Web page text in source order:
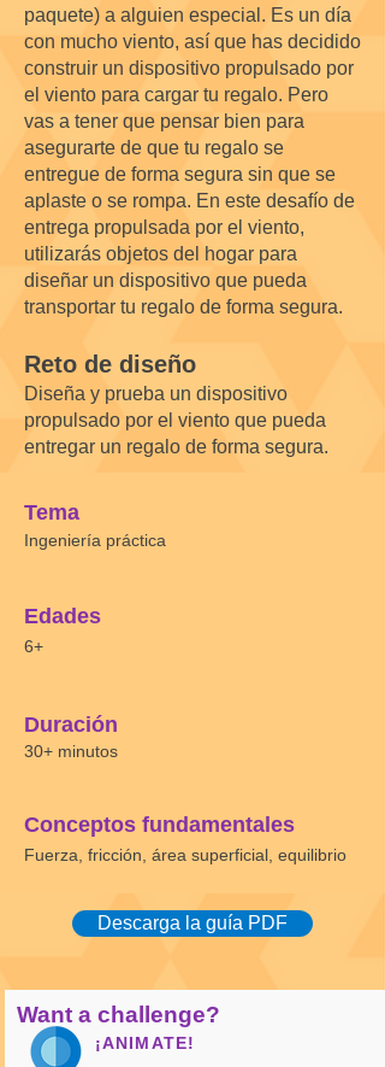
paquete) a alguien especial. Es un día
con mucho viento, así que has decidido
construir un dispositivo propulsado por
el viento para cargar tu regalo. Pero
vas a tener que pensar bien para
asegurarte de que tu regalo se
entregue de forma segura sin que se
aplaste o se rompa. En este desafío de
entrega propulsada por el viento,
utilizarás objetos del hogar para
diseñar un dispositivo que pueda
transportar tu regalo de forma segura.
Reto de diseño
Diseña y prueba un dispositivo
propulsado por el viento que pueda
entregar un regalo de forma segura.
Tema
Ingeniería práctica
Edades
6+
Duración
30+ minutos
Conceptos fundamentales
Fuerza, fricción, área superficial, equilibrio
Descarga la guía PDF
¡ANIMATE!
Want a challenge?